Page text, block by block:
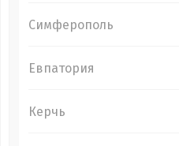
Симферополь
Евпатория
Керчь